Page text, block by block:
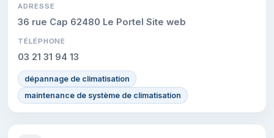
ADRESSE
36 rue Cap 62480 Le Portel Site web
TÉLÉPHONE
03 21 31 94 13
dépannage de climatisation
maintenance de système de climatisation